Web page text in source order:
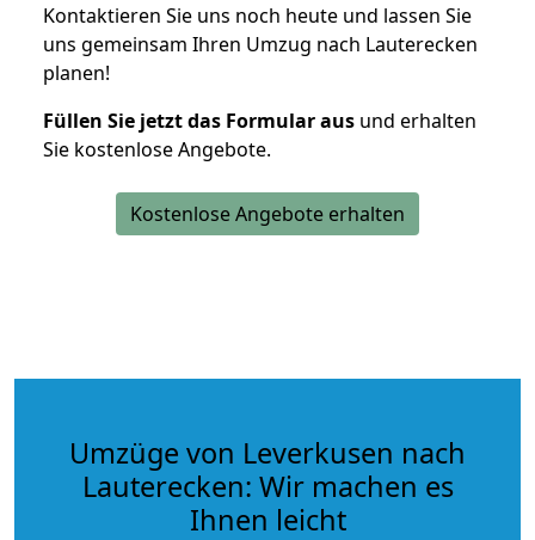
Kontaktieren Sie uns noch heute und lassen Sie
uns gemeinsam Ihren Umzug nach Lauterecken
planen!
Füllen Sie jetzt das Formular aus und erhalten
Sie kostenlose Angebote.
Kostenlose Angebote erhalten
Umzüge von Leverkusen nach
Lauterecken: Wir machen es
Ihnen leicht